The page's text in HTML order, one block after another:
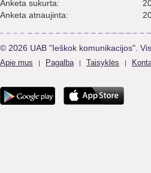
Anketa sukurta:
Anketa atnaujinta:
© 2026 UAB "Ieškok komunikacijos".
Apie mus | Pagalba | Taisyklės |